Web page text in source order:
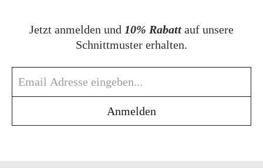
Jetzt anmelden und 10% Rabatt auf unsere
Schnittmuster erhalten.